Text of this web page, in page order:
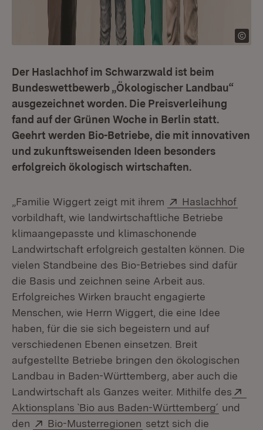
Der Haslachhof im Schwarzwald ist beim
Bundeswettbewerb „Ökologischer Landbau“
ausgezeichnet worden. Die Preisverleihung
fand auf der Grünen Woche in Berlin statt.
Geehrt werden Bio-Betriebe, die mit innovativen
und zukunftsweisenden Ideen besonders
erfolgreich ökologisch wirtschaften.
„Familie Wiggert zeigt mit ihrem Extern:
Haslachhof
vorbildhaft, wie landwirtschaftliche Betriebe
klimaangepasste und klimaschonende
Landwirtschaft erfolgreich gestalten können. Die
vielen Standbeine des Bio-Betriebes sind dafür
die Basis und zeichnen seine Arbeit aus.
Erfolgreiches Wirken braucht engagierte
Menschen, wie Herrn Wiggert, die eine Idee
haben, für die sie sich begeistern und auf
verschiedenen Ebenen einsetzen. Breit
aufgestellte Betriebe bringen den ökologischen
Landbau in Baden-Württemberg, aber auch die
Landwirtschaft als Ganzes weiter. Mithilfe des
Aktionsplans `Bio aus Baden-Württemberg´ (Öffnet
und
den
Extern:
Bio-Musterregionen (Öffnet in neuem
setzt sich die